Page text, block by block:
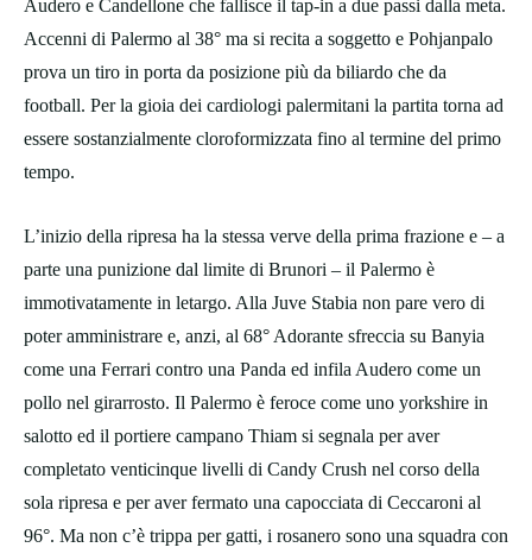
Audero e Candellone che fallisce il tap-in a due passi dalla meta.
Accenni di Palermo al 38° ma si recita a soggetto e Pohjanpalo
prova un tiro in porta da posizione più da biliardo che da
football. Per la gioia dei cardiologi palermitani la partita torna ad
essere sostanzialmente cloroformizzata fino al termine del primo
tempo.
L’inizio della ripresa ha la stessa verve della prima frazione e – a
parte una punizione dal limite di Brunori – il Palermo è
immotivatamente in letargo. Alla Juve Stabia non pare vero di
poter amministrare e, anzi, al 68° Adorante sfreccia su Banyia
come una Ferrari contro una Panda ed infila Audero come un
pollo nel girarrosto. Il Palermo è feroce come uno yorkshire in
salotto ed il portiere campano Thiam si segnala per aver
completato venticinque livelli di Candy Crush nel corso della
sola ripresa e per aver fermato una capocciata di Ceccaroni al
96°. Ma non c’è trippa per gatti, i rosanero sono una squadra con